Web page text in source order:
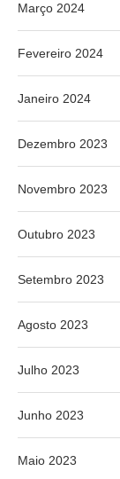
Março 2024
Fevereiro 2024
Janeiro 2024
Dezembro 2023
Novembro 2023
Outubro 2023
Setembro 2023
Agosto 2023
Julho 2023
Junho 2023
Maio 2023